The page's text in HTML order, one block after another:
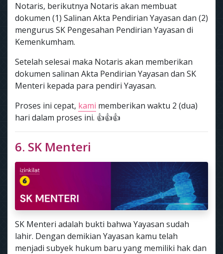
Notaris, berikutnya Notaris akan membuat
dokumen (1) Salinan Akta Pendirian Yayasan dan (2)
mengurus SK Pengesahan Pendirian Yayasan di
Kemenkumham.
Setelah selesai maka Notaris akan memberikan
dokumen salinan Akta Pendirian Yayasan dan SK
Menteri kepada para pendiri Yayasan.
Proses ini cepat, kami memberikan waktu 2 (dua)
hari dalam proses ini. 👍👍👍
6. SK Menteri
SK Menteri adalah bukti bahwa Yayasan sudah
lahir. Dengan demikian Yayasan kamu telah
menjadi subyek hukum baru yang memiliki hak dan